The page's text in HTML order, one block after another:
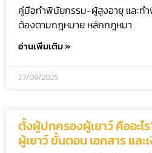
คู่มือทำพินัยกรรม-ผู้สูงอายุ และท
ต้องตามกฎหมาย หลักกฎหมา
อ่านเพิ่มเติม »
27/09/2025
ตั้งผู้ปกครองผู้เยาว์ คืออะ
ผู้เยาว์ ขั้นตอน เอกสาร และ